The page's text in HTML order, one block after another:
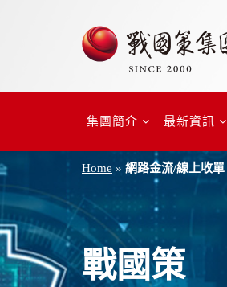
集團簡介 最新資訊
Home » 網路金流/線上收單
戰國策